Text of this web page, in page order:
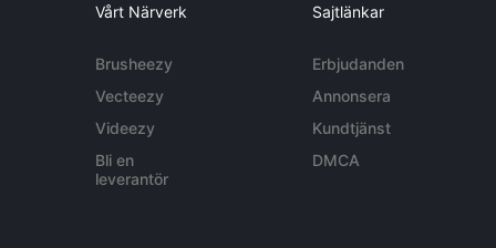
Vårt Närverk
Brusheezy
Vecteezy
Videezy
Bli en
leverantör
Sajtlänkar
Erbjudanden
Annonsera
Kundtjänst
DMCA